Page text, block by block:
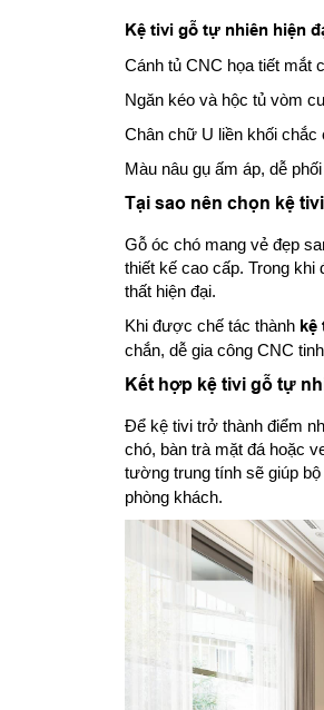
Kệ tivi gỗ tự nhiên hiện
Cánh tủ CNC họa tiết mắt
Ngăn kéo và hộc tủ vòm
Chân chữ U liền khối chắc
Màu nâu gụ ấm áp, dễ
Tại sao nên chọn kệ
Gỗ óc chó mang vẻ đẹp
thiết kế cao cấp. Trong khi
thất hiện đại.
Khi được chế tác thành kệ
chắn, dễ gia công CNC
Kết hợp kệ tivi gỗ tự
Để kệ tivi trở thành điểm
chó, bàn trà mặt đá hoặc
tường trung tính sẽ giúp bộ
phòng khách.